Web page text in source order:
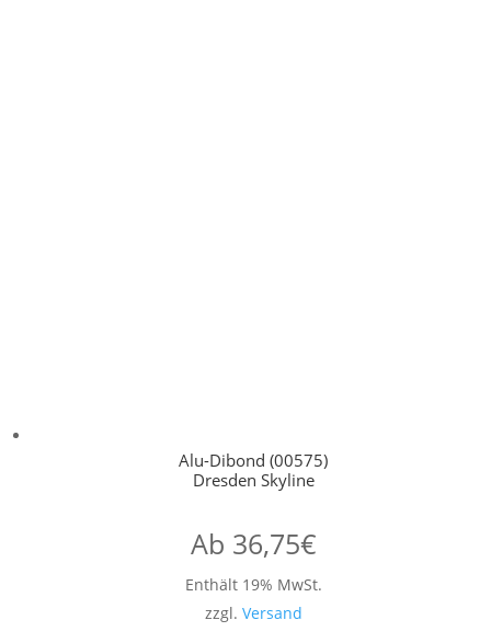
Alu-Dibond (00575)
Dresden Skyline
Ab 36,75€
Enthält 19% MwSt.
zzgl. Versand